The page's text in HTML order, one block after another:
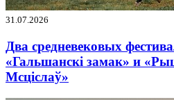
31.07.2026
Два средневековых
«Гальшанскі замак» и
Мсціслаў»